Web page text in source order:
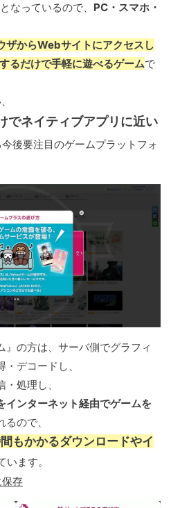
となっているので、 PC・スマホ・
ザからWebサイトにアクセスし
るだけで手軽に遊べるゲームで
でネイティブアプリに近い
後要注目のゲームプラットフォ
』の方は、サーバ側でグラフィ
デコードし、
処理し、
インターネット経由でゲームを
るので、
もかかるダウンロードやイ
います。
存